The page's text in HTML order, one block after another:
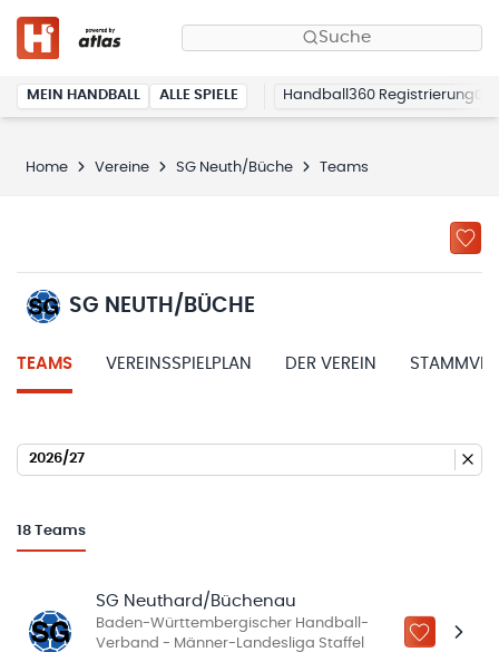
Suche
MEIN HANDBALL ALLE SPIELE Handball360 Registrierung
Home Vereine SG Neuth/Büche Teams
SG NEUTH/BÜCHE
TEAMS VEREINSSPIELPLAN DER VEREIN
2026/27
18 Teams
SG Neuthard/Büchenau
Baden-Württembergischer Handball-
Verband - Männer-Landesliga Staffel
ZU „MEINE